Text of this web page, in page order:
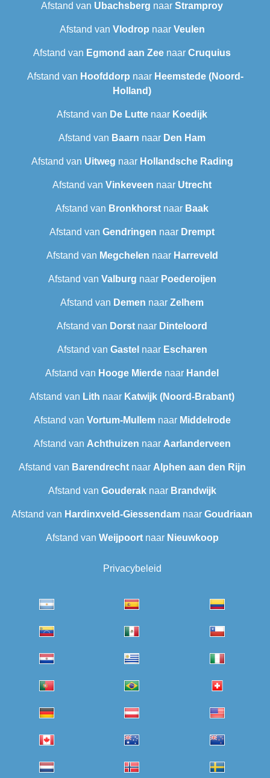
Afstand van Ubachsberg naar Stramproy
Afstand van Vlodrop naar Veulen
Afstand van Egmond aan Zee naar Cruquius
Afstand van Hoofddorp naar Heemstede (Noord-
Holland)
Afstand van De Lutte naar Koedijk
Afstand van Baarn naar Den Ham
Afstand van Uitweg naar Hollandsche Rading
Afstand van Vinkeveen naar Utrecht
Afstand van Bronkhorst naar Baak
Afstand van Gendringen naar Drempt
Afstand van Megchelen naar Harreveld
Afstand van Valburg naar Poederoijen
Afstand van Demen naar Zelhem
Afstand van Dorst naar Dinteloord
Afstand van Gastel naar Escharen
Afstand van Hooge Mierde naar Handel
Afstand van Lith naar Katwijk (Noord-Brabant)
Afstand van Vortum-Mullemnaar Middelrode
Afstand van Achthuizen naar Aarlanderveen
Afstand van Barendrecht‎naar Alphen aan den Rijn
Afstand van Gouderaknaar Brandwijk
Afstand van Hardinxveld-Giessendam naar Goudriaan
Afstand van Weijpoortnaar Nieuwkoop
Privacybeleid